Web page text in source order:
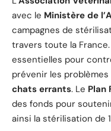
avec le Ministère de
campagnes de
travers toute la
essentielles pour
prévenir les
chats errants. Le Plan
des fonds pour
ainsi la stérilisation de